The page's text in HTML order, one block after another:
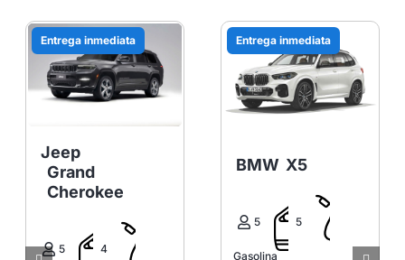
Entrega inmediata
Jeep
Grand
Cherokee
5 4
Entrega inmediata
BMW X5
5 5
Gasolina